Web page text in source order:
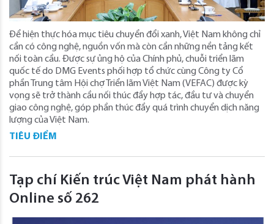
Để hiện thực hóa mục tiêu chuyển đổi xanh, Việt Nam không chỉ
cần có công nghệ, nguồn vốn mà còn cần những nền tảng kết
nối toàn cầu. Được sự ủng hộ của Chính phủ, chuỗi triển lãm
quốc tế do DMG Events phối hợp tổ chức cùng Công ty Cổ
phần Trung tâm Hội chợ Triển lãm Việt Nam (VEFAC) được kỳ
vọng sẽ trở thành cầu nối thúc đẩy hợp tác, đầu tư và chuyển
giao công nghệ, góp phần thúc đẩy quá trình chuyển dịch năng
lượng của Việt Nam.
TIÊU ĐIỂM
Tạp chí Kiến trúc Việt Nam phát hành
Online số 262